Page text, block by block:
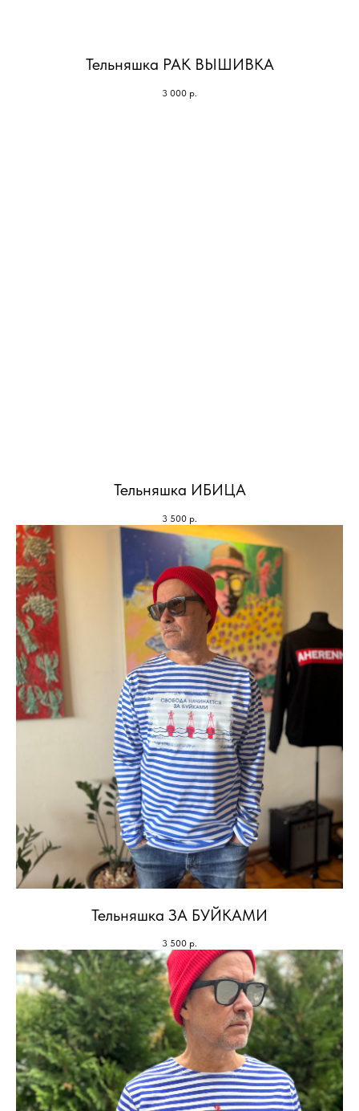
Тельняшка РАК ВЫШИВКА
3 000 р.
Тельняшка ИБИЦА
3 500 р.
Тельняшка ЗА БУЙКАМИ
3 500 р.